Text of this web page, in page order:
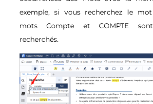
exemple, si vous recherchez le
mots Compte et COMPTE
recherchés.